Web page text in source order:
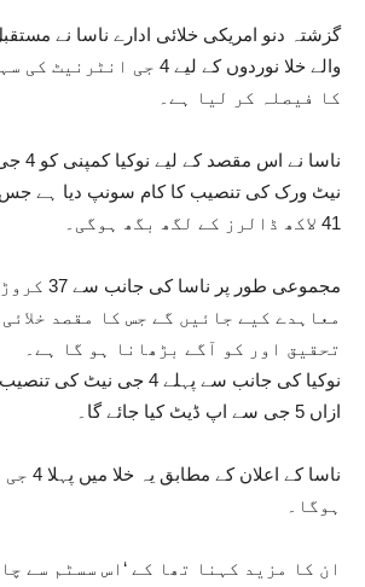
گزشتہ دنو امریکی خلائی ادارے ناسا نے
والے خلا نوردوں کے لیے 4 جی
کا فیصلہ کر لیا ہے۔
ناسا
نیٹ ورک کی تنصیب کا کام سونپ دیا ہے جس
41 لاکھ ڈالرز کے لگھ بگھ ہوگی۔
مجموعی طور پر
معاہدے کیے جائیں گے جس کا مقصد
تحقیق اور کو آگے بڑھانا ہو گا ہے۔
نوکیا کی جانب سے پہلے 4 جی
ازاں 5 جی سے اپ ڈیٹ کیا جائے گا۔
ناسا کے
ہوگا۔
ان کا مزید کہنا تھا کے ‘اس سسٹم سے